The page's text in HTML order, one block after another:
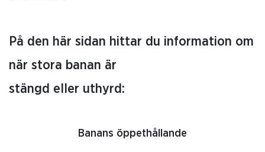
På den här sidan hittar du information om
när stora banan är
stängd eller uthyrd:
Banans öppethållande